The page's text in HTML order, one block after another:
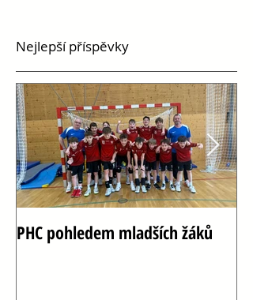
Nejlepší příspěvky
PHC pohledem mladších žáků